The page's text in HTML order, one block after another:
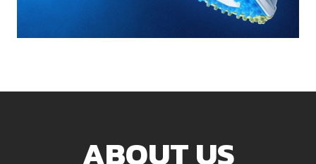
ABOUT US